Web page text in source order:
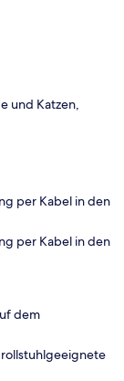
und Katzen,
per Kabel in den
per Kabel in den
dem